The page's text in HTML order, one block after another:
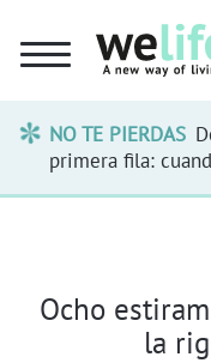
NO TE PIERDAS
primera fila:
Ocho
la